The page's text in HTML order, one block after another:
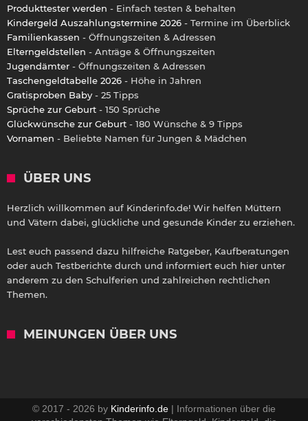
Produkttester werden - Einfach testen & behalten
Kindergeld Auszahlungstermine 2026 - Termine im Überblick
Familienkassen - Öffnungszeiten & Adressen
Elterngeldstellen - Anträge & Öffnungszeiten
Jugendämter - Öffnungszeiten & Adressen
Taschengeldtabelle 2026 - Höhe in Jahren
Gratisproben Baby - 25 Tipps
Sprüche zur Geburt - 150 Sprüche
Glückwünsche zur Geburt - 180 Wünsche & 9 Tipps
Vornamen - Beliebte Namen für Jungen & Mädchen
ÜBER UNS
Herzlich willkommen auf Kinderinfo.de! Wir helfen Müttern
und Vätern dabei, glückliche und gesunde Kinder zu erziehen.
Lest euch passend dazu hilfreiche Ratgeber, Kaufberatungen
oder auch Testberichte durch und informiert euch hier unter
anderem zu den Schulferien und zahlreichen rechtlichen
Themen.
MEINUNGEN ÜBER UNS
© 2017 - 2026 by Kinderinfo.de | Informationen über die